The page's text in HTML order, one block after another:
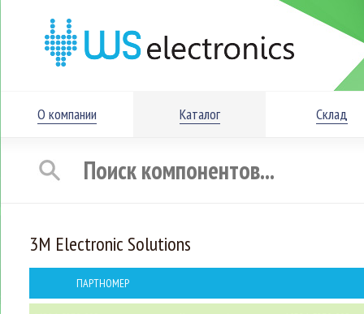
О компании Каталог Склад
3M Electronic Solutions
ПАРТНОМЕР